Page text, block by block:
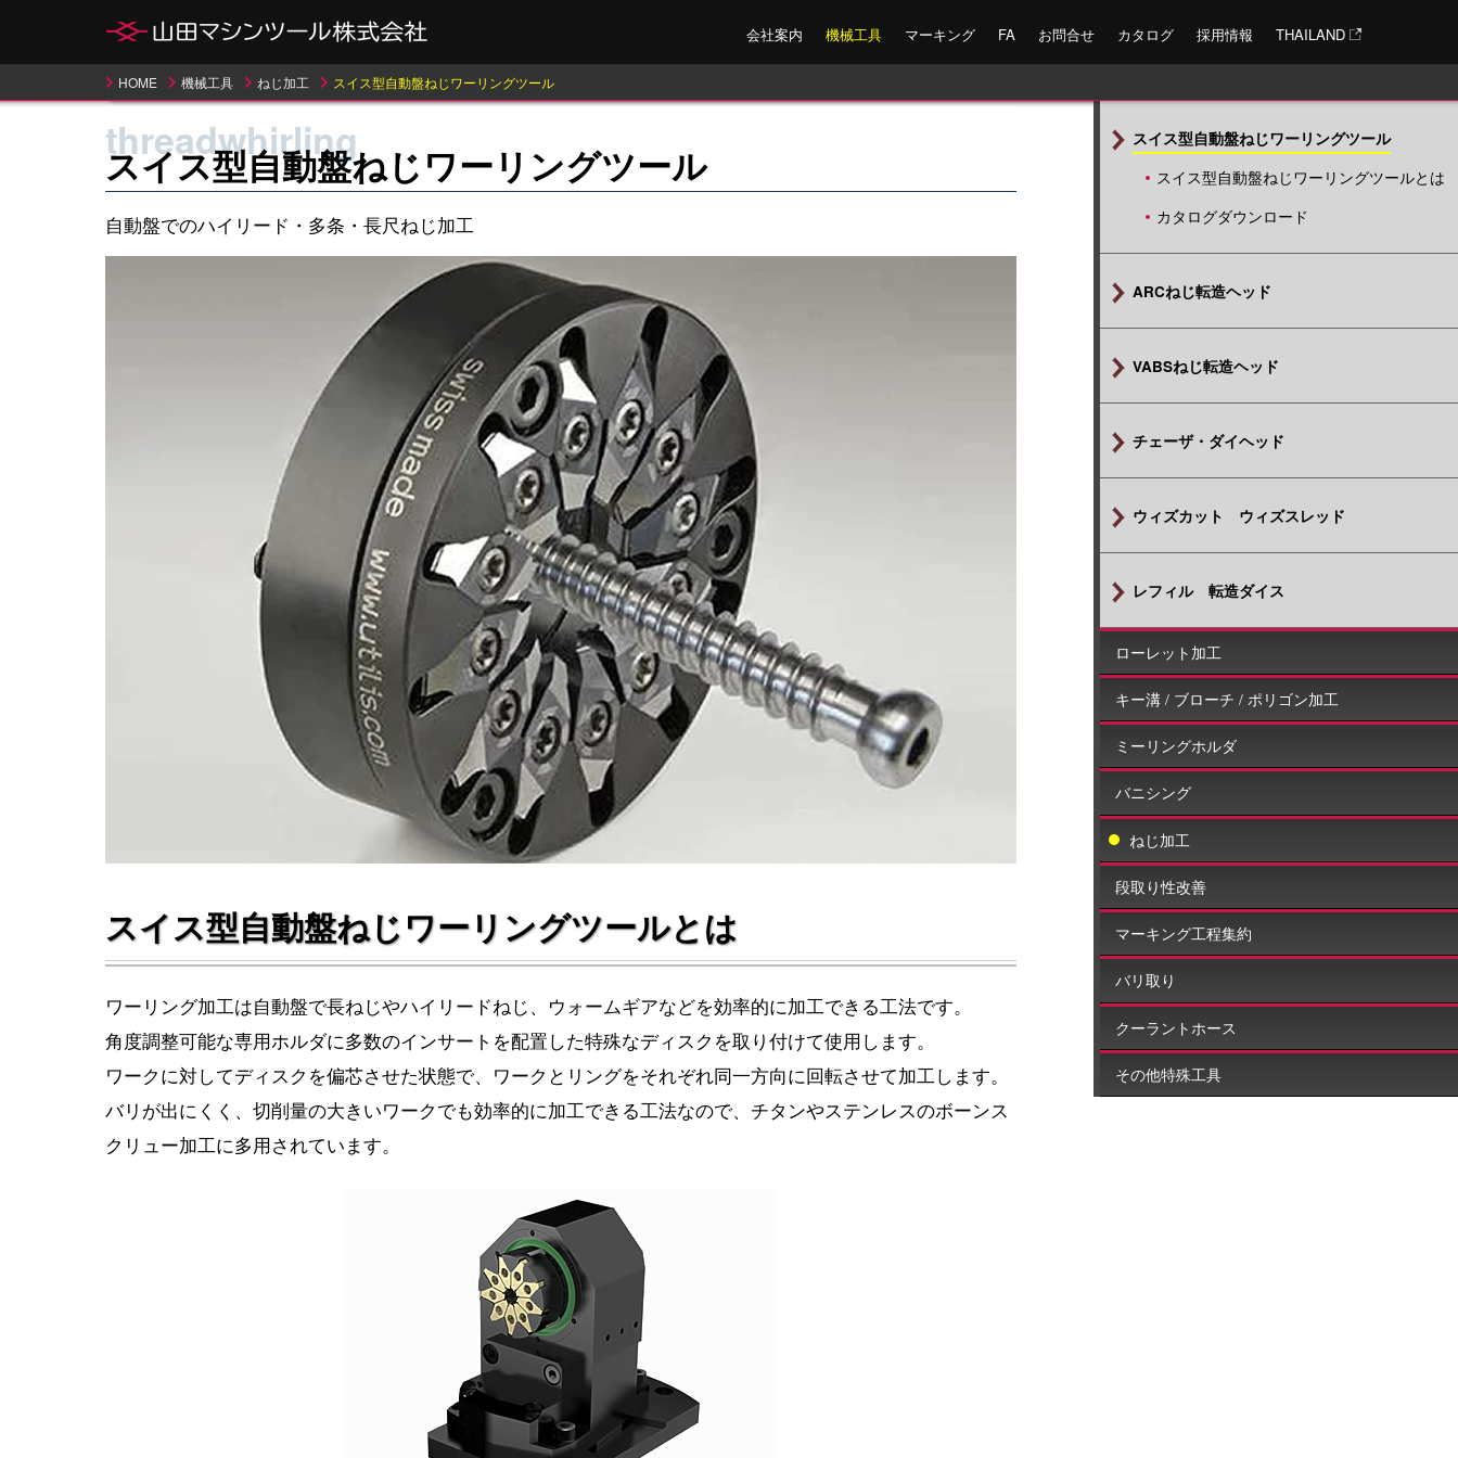
スイス型自動盤ねじワーリングツール
threadwhirling
自動盤でのハイリード・多条・長尺ねじ加工
スイス型自動盤ねじワーリングツールとは
ワーリング加工は自動盤で長ねじやハイリードねじ、ウォームギアなどを効率的に加工できる工法です。
角度調整可能な専用ホルダに多数のインサートを配置した特殊なディスクを取り付けて使用します。
ワークに対してディスクを偏芯させた状態で、ワークとリングをそれぞれ同一方向に回転させて加工します。
バリが出にくく、切削量の大きいワークでも効率的に加工できる工法なので、チタンやステンレスのボーンス
クリュー加工に多用されています。
HOME 機械工具 ねじ加工 スイス型自動盤ねじワーリングツール
スイス型自動盤ねじワーリングツール
スイス型自動盤ねじワーリングツールとは
カタログダウンロード
ARCねじ転造ヘッド
VABSねじ転造ヘッド
チェーザ・ダイヘッド
ウィズカット ウィズスレッド
レフィル 転造ダイス
ローレット加工
キー溝 / ブローチ / ポリゴン加工
ミーリングホルダ
バニシング
ねじ加工
段取り性改善
マーキング工程集約
バリ取り
クーラントホース
その他特殊工具
会社案内 機械工具 マーキング FA お問合せ カタログ 採用情報 THAILAND